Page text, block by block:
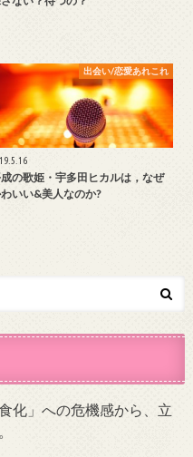
出会い/恋愛あれこれ
の歌姫・宇多田ヒカルは，なぜ
いい&美人なのか?
化」への危機感から、立